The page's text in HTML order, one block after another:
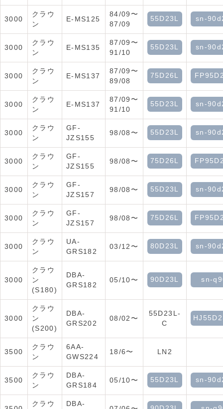
3000
クラウ
ン
E-MS125
84/09〜
87/09
55D23L sn-
3000
クラウ
ン
E-MS135
87/09〜
91/10
55D23L sn-
3000
クラウ
ン
E-MS137
87/09〜
89/08
75D26L
3000
クラウ
ン
E-MS137
87/09〜
91/10
55D23L sn-
3000
クラウ
ン
GF-
JZS155
98/08〜 55D23L sn-
3000
クラウ
ン
GF-
JZS155
98/08〜 75D26L
3000
クラウ
ン
GF-
JZS157
98/08〜 55D23L sn-
3000
クラウ
ン
GF-
JZS157
98/08〜 75D26L
3000
クラウ
ン
UA-
GRS182
03/12〜 80D23L sn-
3000
クラウ
ン
(S180)
DBA-
GRS182
05/10〜 90D23L sn-
3000
クラウ
ン
(S200)
DBA-
GRS202
08/02〜
55D23L-
C
3500
クラウ
ン
6AA-
GWS224
18/6〜 LN2
3500
クラウ
ン
DBA-
GRS184
05/10〜 55D23L sn-
クラウ
DBA-